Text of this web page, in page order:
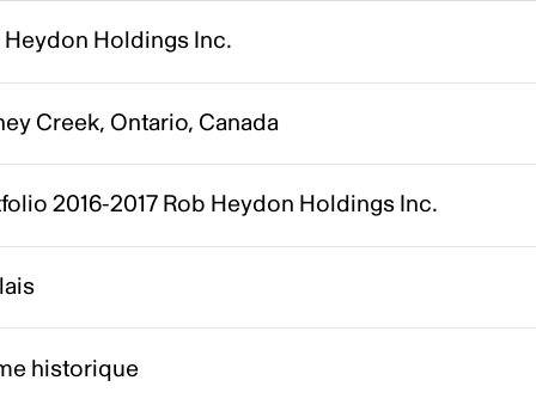
Heydon Holdings Inc.
Creek, Ontario, Canada
2016-2017 Rob Heydon Holdings Inc.
historique